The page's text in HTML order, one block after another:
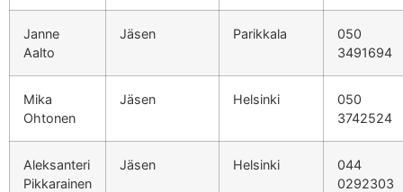
Janne
Aalto
Jäsen Parikkala
050
3491694
Mika
Ohtonen
Jäsen Helsinki
050
3742524
Aleksanteri
Pikkarainen
Jäsen Helsinki
044
0292303